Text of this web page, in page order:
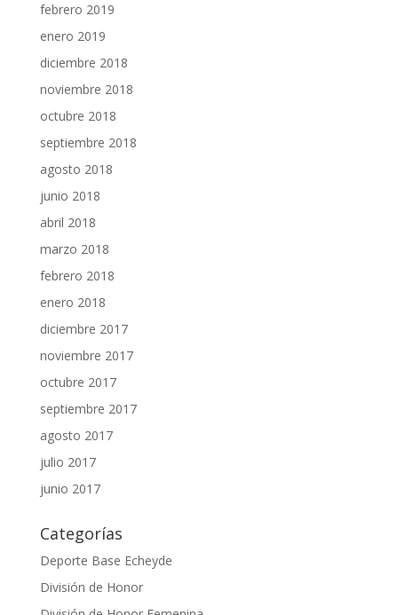
febrero 2019
enero 2019
diciembre 2018
noviembre 2018
octubre 2018
septiembre 2018
agosto 2018
junio 2018
abril 2018
marzo 2018
febrero 2018
enero 2018
diciembre 2017
noviembre 2017
octubre 2017
septiembre 2017
agosto 2017
julio 2017
junio 2017
Categorías
Deporte Base Echeyde
División de Honor